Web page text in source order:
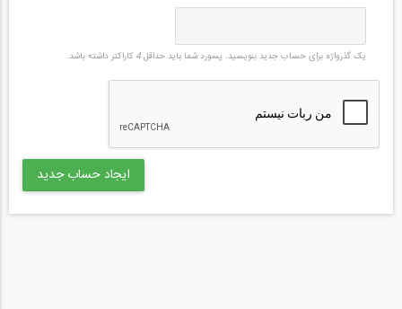
یک گذرواژه برای حساب جدید بنویسید. پسورد شما باید حداقل4 کاراکتر داشته باشد.